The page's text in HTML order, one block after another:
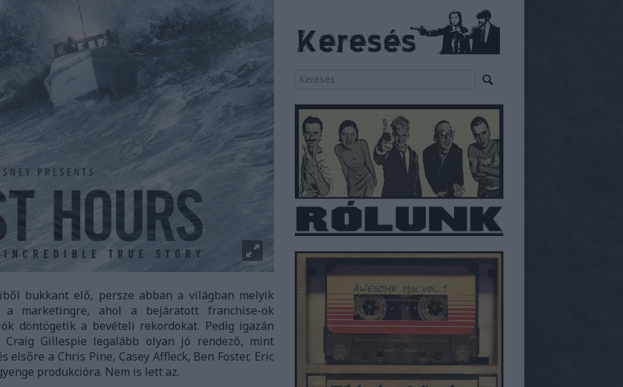
bukkant elő, persze abban a világban melyik
marketingre, ahol a bejáratott franchise-ok
döntögetik a bevételi rekordokat. Pedig igazán
Craig Gillespie legalább olyan jó rendező, mint
a Chris Pine, Casey Affleck, Ben Foster, Eric
produkcióra. Nem is lett az.